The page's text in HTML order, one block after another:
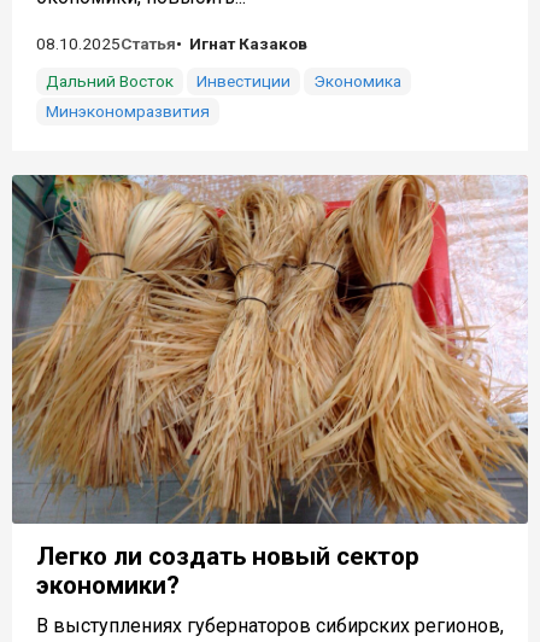
08.10.2025Статья
Игнат Казаков
Дальний Восток
Инвестиции
Экономика
Минэкономразвития
Легко ли создать новый сектор
экономики?
В выступлениях губернаторов сибирских регионов,